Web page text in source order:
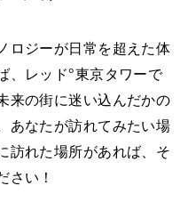
ロジーが日常を超えた体
、レッド°東京タワーで
来の街に迷い込んだかの
あなたが訪れてみたい場
訪れた場所があれば、そ
さい！